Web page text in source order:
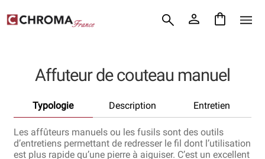
Aller
Aller
Chroma France
Commande
Conditions Générales de Vente
Contact
Affuteur de couteau manuel
Typologie Description Entretien
Les affûteurs manuels ou les fusils sont des outils
d’entretiens permettant de redresser le fil dont l’utilisation
est plus rapide qu’une pierre à aiguiser. C’est un excellent